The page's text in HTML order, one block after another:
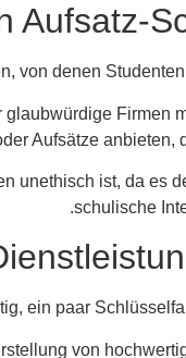
Aufsatz-
von denen
glaubwürdige Firmen
Aufsätze anbieten,
unethisch ist, da es
schulische
ein paar
von